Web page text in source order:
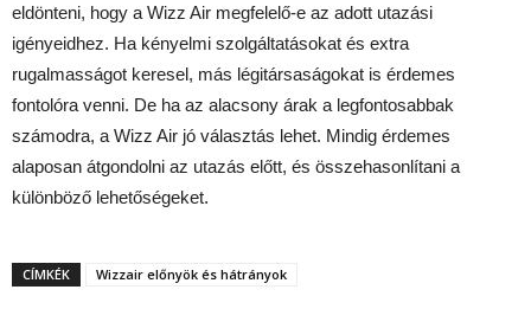
eldönteni, hogy a Wizz Air megfelelő-e az adott utazási
igényeidhez. Ha kényelmi szolgáltatásokat és extra
rugalmasságot keresel, más légitársaságokat is érdemes
fontolóra venni. De ha az alacsony árak a legfontosabbak
számodra, a Wizz Air jó választás lehet. Mindig érdemes
alaposan átgondolni az utazás előtt, és összehasonlítani a
különböző lehetőségeket.
CÍMKÉK Wizzair előnyök és hátrányok